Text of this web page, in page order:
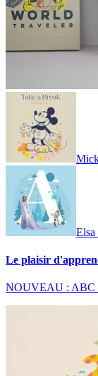
Le plaisir
NOUVEAU : ABC